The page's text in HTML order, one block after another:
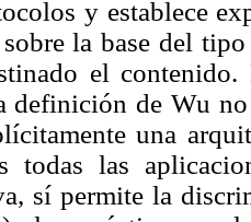
y establece
la base del
el
definición de Wu
una
todas las
sí permite la